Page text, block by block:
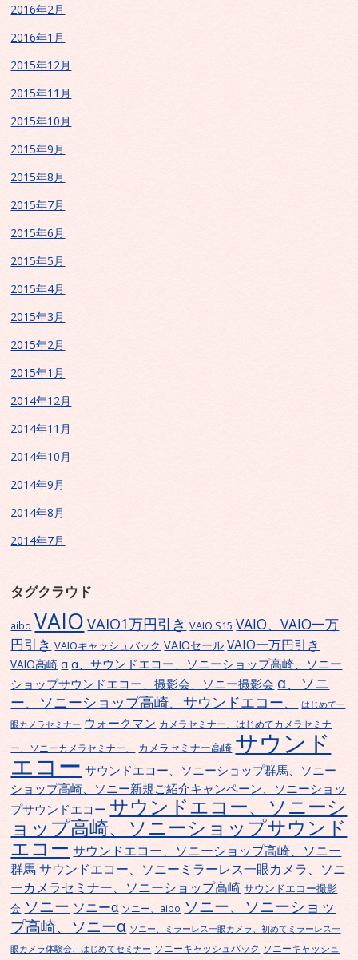
2016年2月
2016年1月
2015年12月
2015年11月
2015年10月
2015年9月
2015年8月
2015年7月
2015年6月
2015年5月
2015年4月
2015年3月
2015年2月
2015年1月
2014年12月
2014年11月
2014年10月
2014年9月
2014年8月
2014年7月
タグクラウド
aibo VAIO VAIO1万円引き VAIO S15 VAIO、VAIO一万
円引き VAIOキャッシュバック VAIOセール VAIO一万円引き
VAIO高崎 α α、サウンドエコー、ソニーショップ高崎、ソニー
ショップサウンドエコー、撮影会、ソニー撮影会 α、ソニ
ー、ソニーショップ高崎、サウンドエコー、
はじめて一
眼カメラセミナー ウォークマン カメラセミナー、はじめてカメラセミナ
ー、ソニーカメラセミナー、
カメラセミナー高崎 サウンド
エコー サウンドエコー、ソニーショップ群馬、ソニー
ショップ高崎、ソニー新規ご紹介キャンペーン、ソニーショッ
プサウンドエコー サウンドエコー、ソニーシ
ョップ高崎、ソニーショップサウンド
エコー サウンドエコー、ソニーショップ高崎、ソニー
群馬 サウンドエコー、ソニーミラーレス一眼カメラ、ソニ
ーカメラセミナー、ソニーショップ高崎 サウンドエコー撮影
会 ソニー ソニーα ソニー、aibo ソニー、ソニーショッ
プ高崎、ソニーα ソニー、ミラーレス一眼カメラ、初めてミラーレス一
眼カメラ体験会、はじめてセミナー ソニーキャッシュバック ソニーキャッシュ